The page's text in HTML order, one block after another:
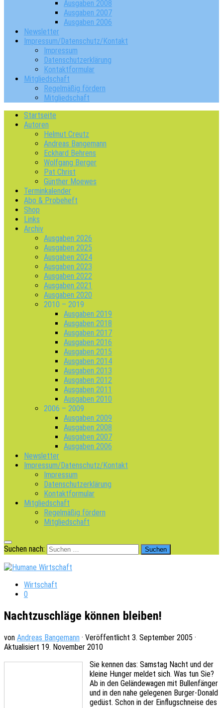
Ausgaben 2008
Ausgaben 2007
Ausgaben 2006
Newsletter
Impressum/Datenschutz/Kontakt
Impressum
Datenschutzerklärung
Kontaktformular
Mitgliedschaft
Regelmäßig fördern
Mitgliedschaft
Startseite
Autoren
Helmut Creutz
Andreas Bangemann
Eckhard Behrens
Wolfgang Berger
Pat Christ
Günther Moewes
Terminkalender
Abo & Probeheft
Shop
Links
Archiv
Ausgaben 2026
Ausgaben 2025
Ausgaben 2024
Ausgaben 2023
Ausgaben 2022
Ausgaben 2021
Ausgaben 2020
2010 – 2019
Ausgaben 2019
Ausgaben 2018
Ausgaben 2017
Ausgaben 2016
Ausgaben 2015
Ausgaben 2014
Ausgaben 2013
Ausgaben 2012
Ausgaben 2011
Ausgaben 2010
2006 – 2009
Ausgaben 2009
Ausgaben 2008
Ausgaben 2007
Ausgaben 2006
Newsletter
Impressum/Datenschutz/Kontakt
Impressum
Datenschutzerklärung
Kontaktformular
Mitgliedschaft
Regelmäßig fördern
Mitgliedschaft
Suchen nach:
Wirtschaft
0
Nachtzuschläge können bleiben!
von Andreas Bangemann · Veröffentlicht 3. September 2005 ·
Aktualisiert 19. November 2010
Sie kennen das: Sams­tag Nacht und der
kleine Hunger meldet sich. Was tun Sie?
Ab in den Gelän­de­wa­gen mit Bullen­fän­ger
und in den nahe gele­ge­nen Burger-Donald
gedüst. Schon in der Einflug­schnei­se des